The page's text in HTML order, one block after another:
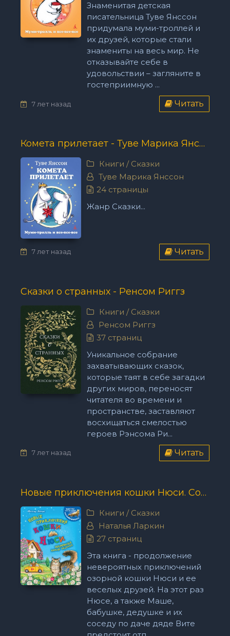
Знаменитая детская
писательница Туве Янссон
придумала муми-троллей и
их друзей, которые стали
знамениты на весь мир. Не
отказывайте себе в
удовольствии – загляните в
гостеприимную ...
7 лет назад Читать
Комета прилетает - Туве Марика Янссон
Книги / Сказки
Туве Марика Янссон
24 страницы
Жанр Сказки...
7 лет назад Читать
Сказки о странных - Ренсом Риггз
Книги / Сказки
Ренсом Риггз
37 страниц
Уникальное собрание
захватывающих сказок,
которые таят в себе загадки
других миров, переносят
читателя во времени и
пространстве, заставляют
восхищаться смелостью
героев Рэнсома Ри...
7 лет назад Читать
Новые приключения кошки Нюси. Сокровища короля Андраша - Наталья Ларкин
Книги / Сказки
Наталья Ларкин
27 страниц
Эта книга - продолжение
невероятных приключений
озорной кошки Нюси и ее
веселых друзей. На этот раз
Нюсе, а также Маше,
бабушке, дедушке и их
соседу по даче дяде Вите